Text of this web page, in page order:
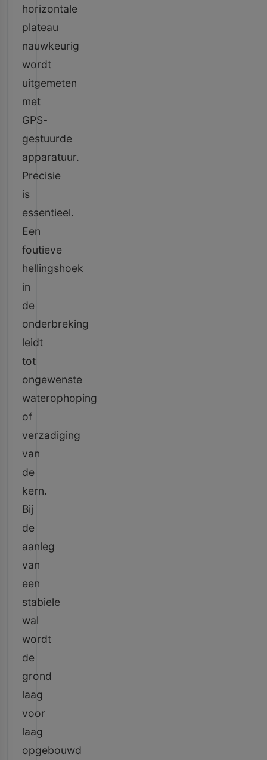
horizontale
plateau
nauwkeurig
wordt
uitgemeten
met
GPS-
gestuurde
apparatuur.
Precisie
is
essentieel.
Een
foutieve
hellingshoek
in
de
onderbreking
leidt
tot
ongewenste
waterophoping
of
verzadiging
van
de
kern.
Bij
de
aanleg
van
een
stabiele
wal
wordt
de
grond
laag
voor
laag
opgebouwd